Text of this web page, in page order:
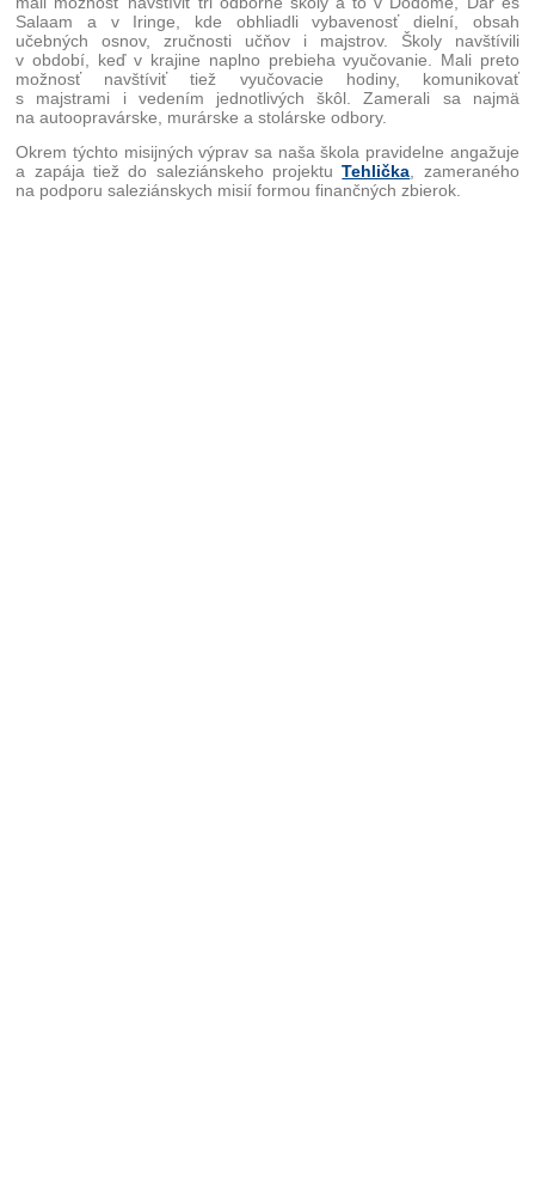
Salaam a v Iringe, kde obhliadli vybavenosť dielní, obsah
učebných osnov, zručnosti učňov i majstrov. Školy navštívili
v období, keď v krajine naplno prebieha vyučovanie. Mali preto
možnosť navštíviť tiež vyučovacie hodiny, komunikovať
s majstrami i vedením jednotlivých škôl. Zamerali sa najmä
na autoopravárske, murárske a stolárske odbory.
Okrem týchto misijných výprav sa naša škola pravidelne angažuje
a zapája tiež do saleziánskeho projektuTehlička , zameraného
na podporu saleziánskych misií formou finančných zbierok.